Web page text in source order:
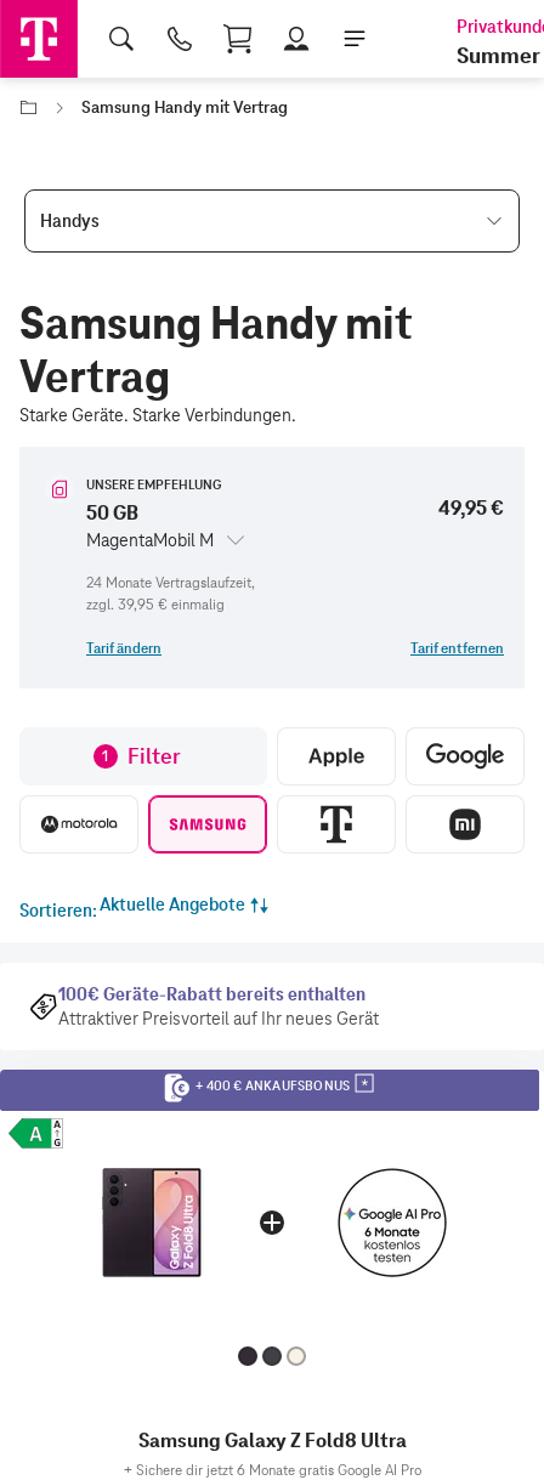
Shopping Cart
Summer
Samsung Handy mit Vertrag
Handys
Samsung Handy mit
Vertrag
Starke Geräte. Starke Verbindungen.
UNSERE EMPFEHLUNG
50 GB
MagentaMobil M
49,95 €
zzgl. 39,95 € einmalig
Tarif ändern Tarif entfernen
1 Filter
Sortieren Aktuelle Angebote
100€ Geräte-Rabatt bereits enthalten
Attraktiver Preisvorteil auf Ihr neues Gerät
+ 400 € ANKAUFSBONUS
Samsung Galaxy Z Fold8 Ultra
+ Sichere dir jetzt 6 Monate gratis Google AI Pro